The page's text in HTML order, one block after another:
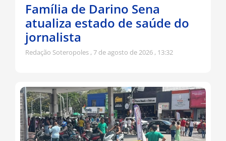
Família de Darino Sena
atualiza estado de saúde do
jornalista
Redação Soteropoles 7 de agosto de 2026 13:32